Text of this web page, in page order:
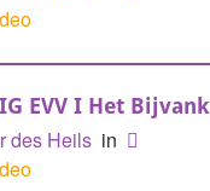
EVV I Het Bijvank
des Heils in